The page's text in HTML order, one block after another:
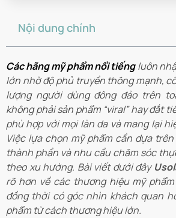
Nội dung chính
Các hãng mỹ phẩm nổi tiếngluôn
lớn nhờ độ phủ truyền thông mạnh,
lượng người dùng đông đảo trên
không phải sản phẩm “viral” hay đắt
phù hợp với mọi làn da và mang lại
Việc lựa chọn mỹ phẩm cần dựa
thành phần và nhu cầu chăm sóc
theo xu hướng. Bài viết dưới đây
rõ hơn về các thương hiệu mỹ
đồng thời có góc nhìn khách quan
phẩm từ cách thương hiệu lớn.